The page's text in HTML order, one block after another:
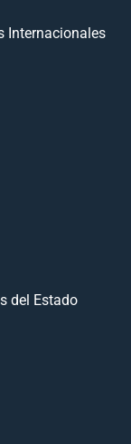
Internacionales
del Estado